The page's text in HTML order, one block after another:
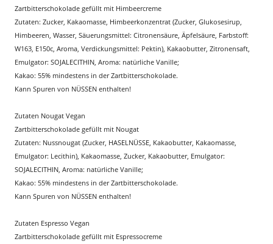
Zartbitterschokolade gefüllt mit Himbeercreme
Zutaten: Zucker, Kakaomasse, Himbeerkonzentrat (Zucker, Glukosesirup,
Himbeeren, Wasser, Säuerungsmittel: Citronensäure, Äpfelsäure, Farbstoff:
W163, E150c, Aroma, Verdickungsmittel: Pektin), Kakaobutter, Zitronensaft,
Emulgator: SOJALECITHIN, Aroma: natürliche Vanille;
Kakao: 55% mindestens in der Zartbitterschokolade.
Kann Spuren von NÜSSEN enthalten!
Zutaten Nougat Vegan
Zartbitterschokolade gefüllt mit Nougat
Zutaten: Nussnougat (Zucker, HASELNÜSSE, Kakaobutter, Kakaomasse,
Emulgator: Lecithin), Kakaomasse, Zucker, Kakaobutter, Emulgator:
SOJALECITHIN, Aroma: natürliche Vanille;
Kakao: 55% mindestens in der Zartbitterschokolade.
Kann Spuren von NÜSSEN enthalten!
Zutaten Espresso Vegan
Zartbitterschokolade gefüllt mit Espressocreme